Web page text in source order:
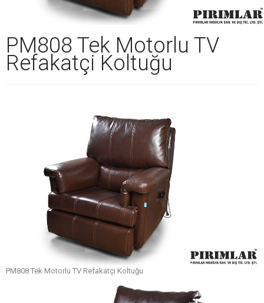
PM808 Tek Motorlu TV
Refakatçi Koltuğu
PM808 Tek Motorlu TV Refakatçi Koltuğu